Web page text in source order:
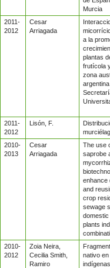
Murcia
2011-
2012
Cesar
Arriagada
a la
plantas
frutícola
zona
argentina
2011-
2012
Lisón, F.
2010-
2013
Cesar
Arriagada
The use
saprobe
enhance
and
crop
sewage
plants
2010-
2012
Zoia Neira,
Cecilia Smith,
Ramiro
nativo